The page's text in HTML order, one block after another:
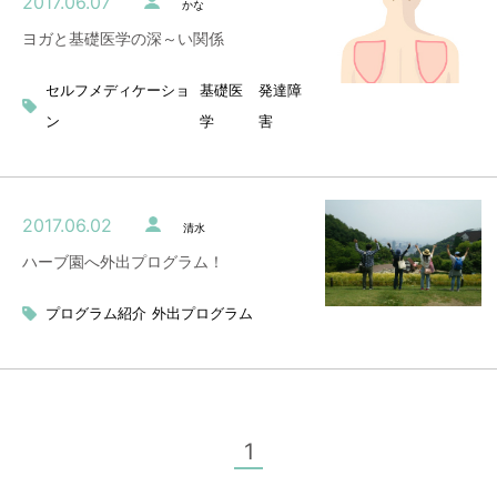
かな
ヨガと基礎医学の深～い関係
セルフメディケーショ
ン
基礎医
学
発達障
害
2017.06.02 清水
ハーブ園へ外出プログラム！
プログラム紹介 外出プログラム
1